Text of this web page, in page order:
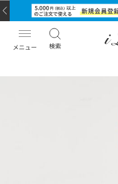
メニュー 検索